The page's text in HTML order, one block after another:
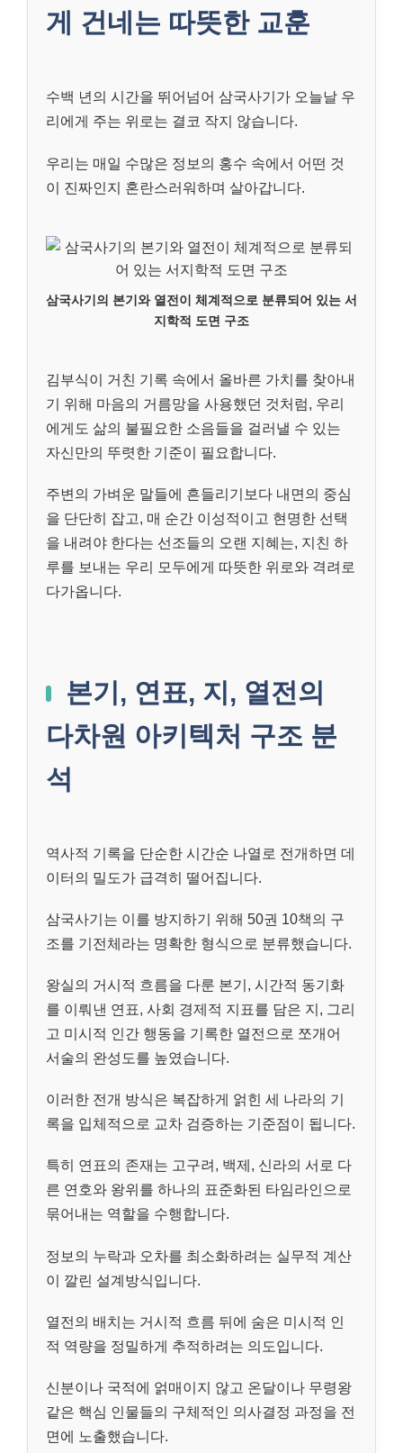
게 건네는 따뜻한 교훈
수백 년의 시간을 뛰어넘어 삼국사기가 오늘날 우
리에게 주는 위로는 결코 작지 않습니다.
우리는 매일 수많은 정보의 홍수 속에서 어떤 것
이 진짜인지 혼란스러워하며 살아갑니다.
삼국사기의 본기와 열전이 체계적으로 분류되어 있는 서
지학적 도면 구조
김부식이 거친 기록 속에서 올바른 가치를 찾아내
기 위해 마음의 거름망을 사용했던 것처럼, 우리
에게도 삶의 불필요한 소음들을 걸러낼 수 있는
자신만의 뚜렷한 기준이 필요합니다.
주변의 가벼운 말들에 흔들리기보다 내면의 중심
을 단단히 잡고, 매 순간 이성적이고 현명한 선택
을 내려야 한다는 선조들의 오랜 지혜는, 지친 하
루를 보내는 우리 모두에게 따뜻한 위로와 격려로
다가옵니다.
본기, 연표, 지, 열전의
다차원 아키텍처 구조 분
석
역사적 기록을 단순한 시간순 나열로 전개하면 데
이터의 밀도가 급격히 떨어집니다.
삼국사기는 이를 방지하기 위해 50권 10책의 구
조를 기전체라는 명확한 형식으로 분류했습니다.
왕실의 거시적 흐름을 다룬 본기, 시간적 동기화
를 이뤄낸 연표, 사회 경제적 지표를 담은 지, 그리
고 미시적 인간 행동을 기록한 열전으로 쪼개어
서술의 완성도를 높였습니다.
이러한 전개 방식은 복잡하게 얽힌 세 나라의 기
록을 입체적으로 교차 검증하는 기준점이 됩니다.
특히 연표의 존재는 고구려, 백제, 신라의 서로 다
른 연호와 왕위를 하나의 표준화된 타임라인으로
묶어내는 역할을 수행합니다.
정보의 누락과 오차를 최소화하려는 실무적 계산
이 깔린 설계방식입니다.
열전의 배치는 거시적 흐름 뒤에 숨은 미시적 인
적 역량을 정밀하게 추적하려는 의도입니다.
신분이나 국적에 얽매이지 않고 온달이나 무령왕
같은 핵심 인물들의 구체적인 의사결정 과정을 전
면에 노출했습니다.